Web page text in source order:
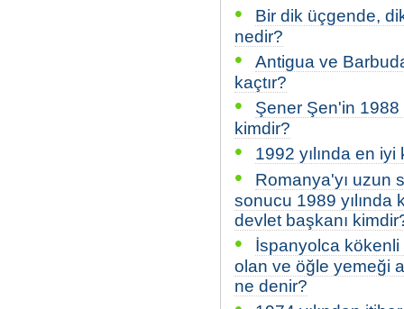
•
Bir dik üçgende,
nedir?
•
Antigua ve
kaçtır?
•
Şener Şen'in 1988
kimdir?
• 1992 yılında en iyi
•
Romanya'yı uzun
sonucu 1989 yılında
devlet başkanı
•
İspanyolca kökenli
olan ve öğle yemeği
ne denir?